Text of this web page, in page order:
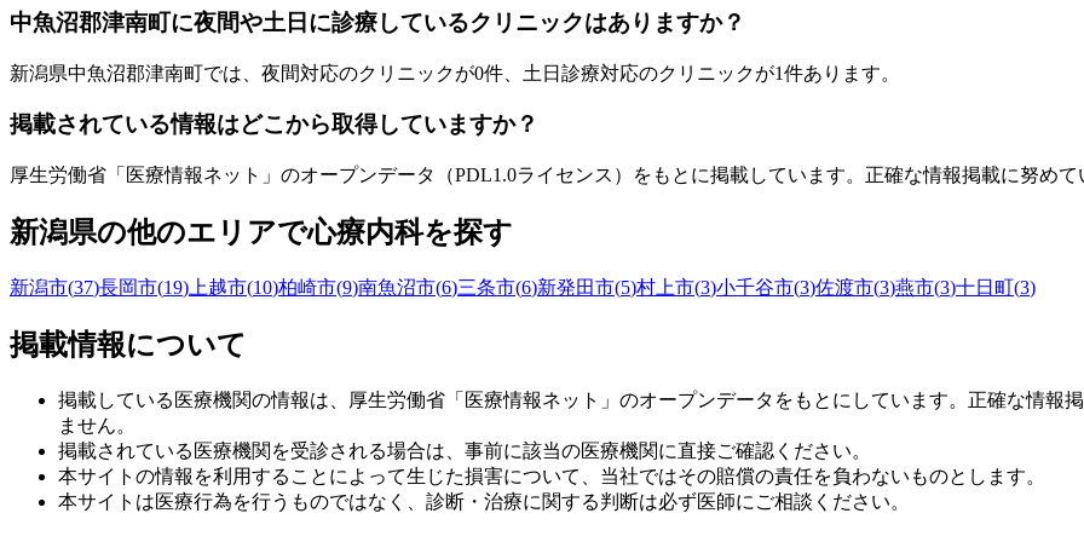
中魚沼郡津南町に夜間や土日に診療しているクリニックはありますか？
新潟県中魚沼郡津南町では、夜間対応のクリニックが0件、土日診療対応のクリニックが1件あります。
掲載されている情報はどこから取得していますか？
厚生労働省「医療情報ネット」のオープンデータ（PDL1.0ライセンス）をもとに掲載しています。正確な情報掲載に努め
新潟県の他のエリアで心療内科を探す
新潟市(37)長岡市(19) 上越市(10)柏崎市(9)南魚沼市(6)三条市(6)新発田市(5)村上市(3)小千谷市(3)佐渡市(3)燕市(3)十日町(3)
掲載情報について
掲載している医療機関の情報は、厚生労働省「医療情報ネット」のオープンデータをもとにしています。正確な情報
ません。
掲載されている医療機関を受診される場合は、事前に該当の医療機関に直接ご確認ください。
本サイトの情報を利用することによって生じた損害について、当社ではその賠償の責任を負わないものとします。
本サイトは医療行為を行うものではなく、診断・治療に関する判断は必ず医師にご相談ください。